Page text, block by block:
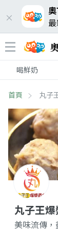
喝鮮奶
首頁 丸子
丸子王
美味流傳